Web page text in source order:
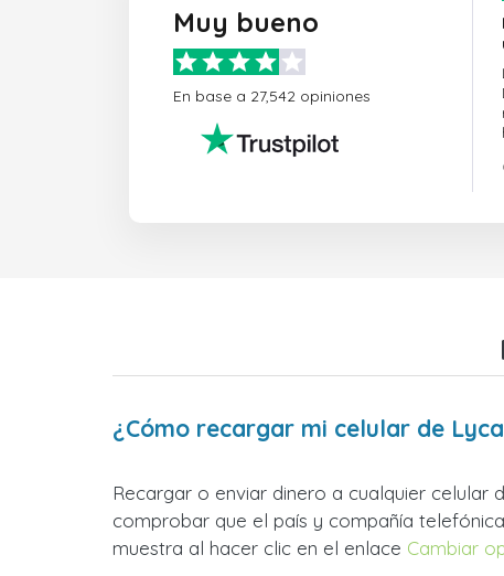
Muy bueno
En base a 27,542 opiniones
¿Cómo recargar mi celular de Lyca
Recargar o enviar dinero a cualquier celular
comprobar que el país y compañía
muestra al hacer clic en el enlace Cambiar